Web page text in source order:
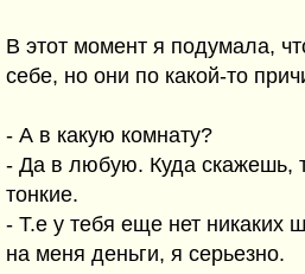
В этот момент я подумала,
себе, но они по какой-то
- А в какую комнату?
- Да в любую. Куда скажешь,
тонкие.
- Т.е у тебя еще нет никаких
на меня деньги, я серьезно.